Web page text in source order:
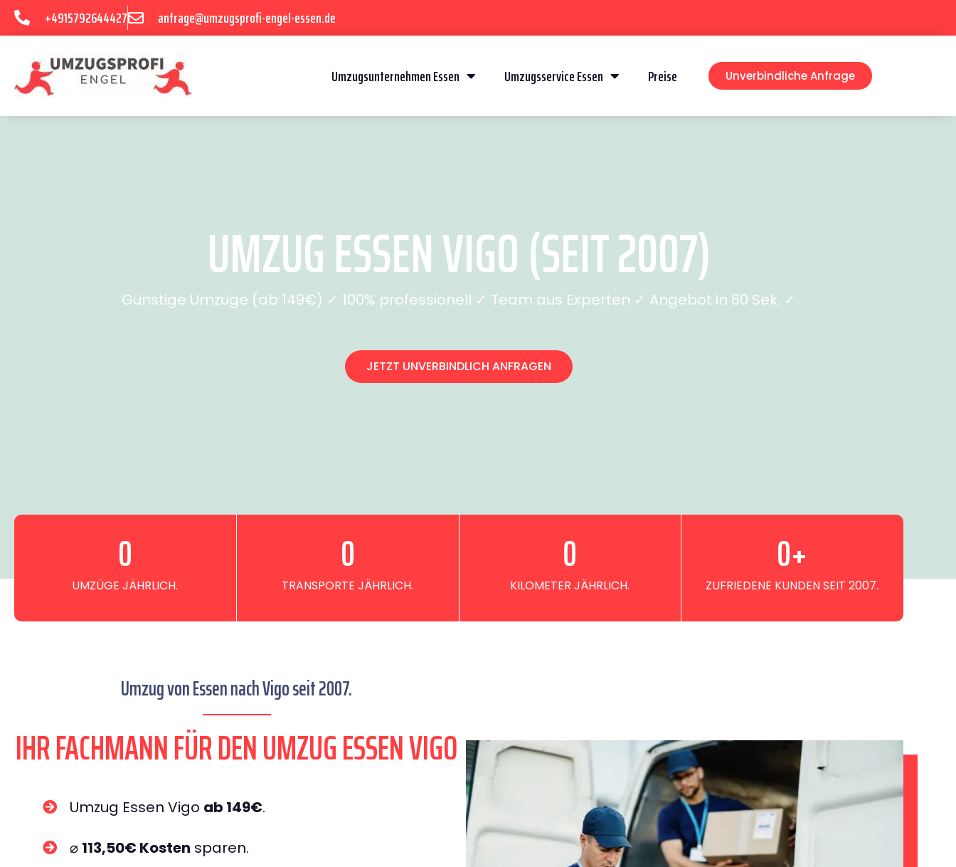
+4915792644427 anfrage@umzugsprofi-engel-essen.de
Umzugsunternehmen Essen Umzugsservice Essen Preise Unverbindliche Anfrage
UMZUG ESSEN VIGO (SEIT 2007)
Günstige Umzüge (ab 149€) ✓ 100% professionell ✓ Team aus Experten ✓ Angebot in 60 Sek. ✓
JETZT UNVERBINDLICH ANFRAGEN
UMZÜGE JÄHRLICH.
0
TRANSPORTE JÄHRLICH.
0
KILOMETER JÄHRLICH.
0
ZUFRIEDENE KUNDEN SEIT 2007.
0+
Umzug von Essen nach Vigo seit 2007.
IHR FACHMANN FÜR DEN UMZUG ESSEN VIGO
Umzug Essen Vigo ab 149€.
⌀ 113,50€ Kosten sparen.